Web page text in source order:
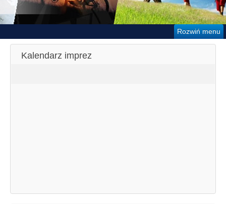
Rozwiń menu
Kalendarz imprez